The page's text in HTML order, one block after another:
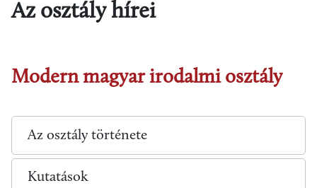
Az osztály hírei
Modern magyar irodalmi osztály
Az osztály története
Kutatások